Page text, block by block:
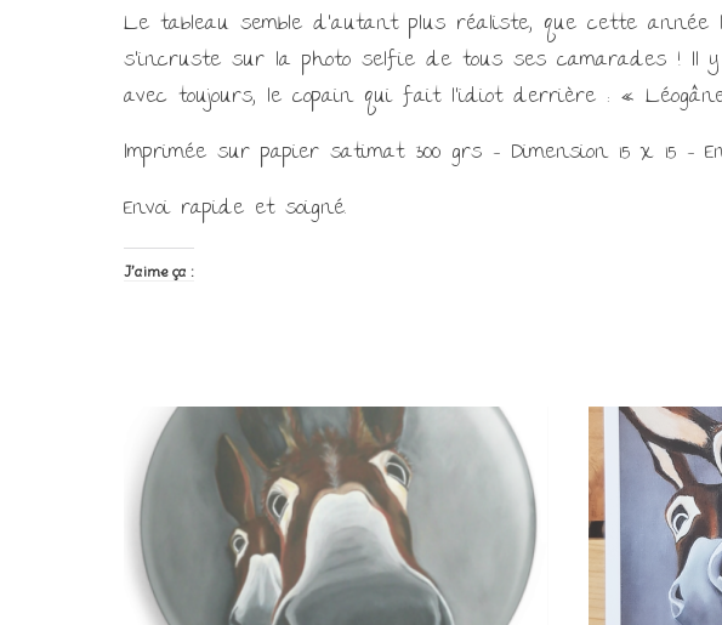
Le tableau semble d’autant plus réaliste, que cette
s’incruste sur la photo selfie de tous ses camarades !
avec toujours, le copain qui fait l’idiot derrière : «
Imprimée sur papier satimat 300 grs – Dimension 15 x 15 –
Envoi rapide et soigné.
J’aime ça :